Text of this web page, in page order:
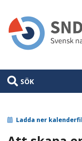
huvudinnehåll
SÖK
Ladda ner